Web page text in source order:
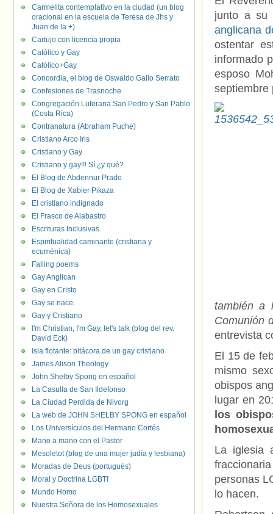
junto a su
anglicana
ostentar
informado
esposo
septiembre
también a
Comunión
entrevista
El 15 de
mismo
obispos
lugar en
los
La iglesia
personas
lo hacen.
Carmelita contemplativo en la ciudad (un blog
oracional en la escuela de Teresa de Jhs y
Juan de la +)
Cartujo con licencia propia
Católico y Gay
Católico+Gay
Concordia, el blog de Oswaldo Gallo Serrato
Confesiones de Trasnoche
Congregación Luterana San Pedro y San Pablo
(Costa Rica)
Contranatura (Abraham Puche)
Cristiano Arco Iris
Cristiano y Gay
Cristiano y gay!!! Sí ¿y qué?
El Blog de Abdennur Prado
El Blog de Xabier Pikaza
El cristiano indignado
El Frasco de Alabastro
Escrituras Inclusivas
Espiritualidad caminante (cristiana y
ecuménica)
Falling poems
Gay Anglican
Gay en Cristo
Gay se nace.
Gay y Cristiano
I'm Christian, I'm Gay, let's talk (blog del rev.
David Eck)
Isla flotante: bitácora de un gay cristiano
James Alison Theology
John Shelby Spong en español
La Casulla de San Ildefonso
La Ciudad Perdida de Nivorg
La web de JOHN SHELBY SPONG en español
Los Universículos del Hermano Cortés
Mano a mano con el Pastor
Mesoletot (blog de una mujer judía y lesbiana)
Moradas de Deus (portugués)
Moral y Doctrina LGBTI
Mundo Homo
Nuestra Señora de los Homosexuales